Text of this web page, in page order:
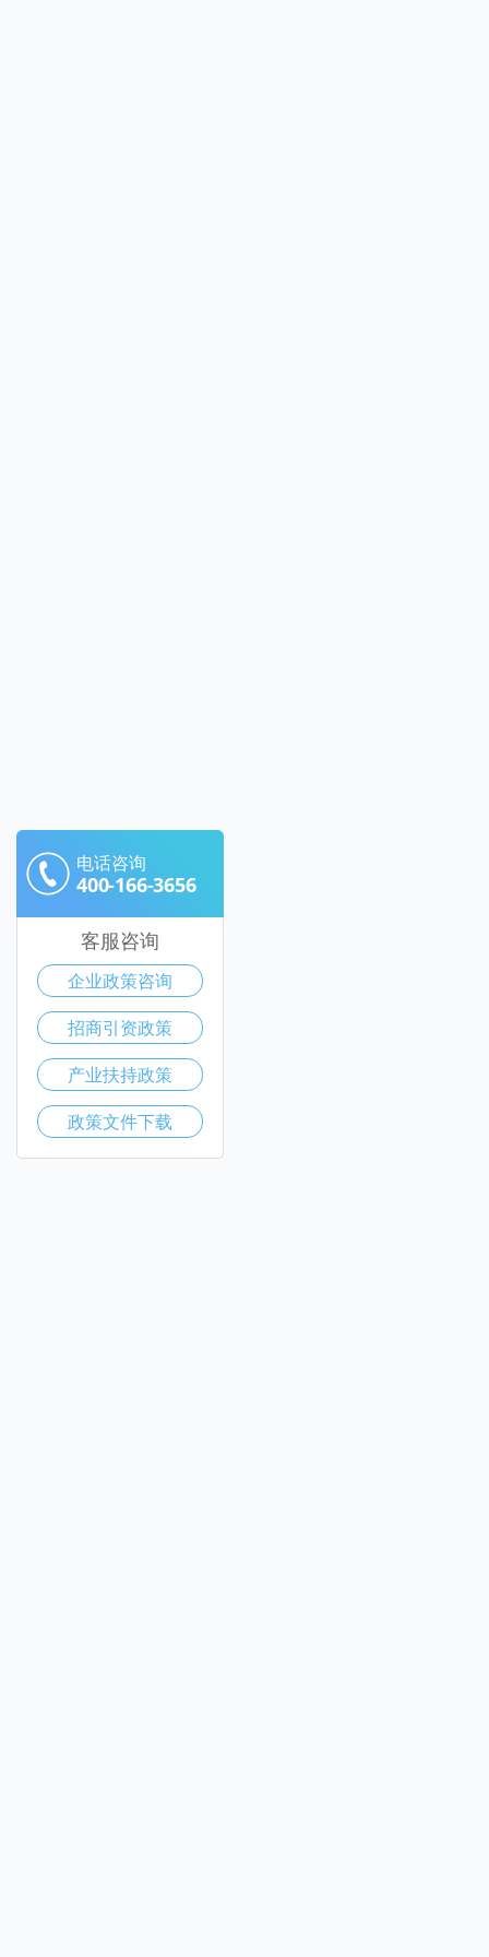
电话咨询
400-166-3656
客服咨询
企业政策咨询
招商引资政策
产业扶持政策
政策文件下载